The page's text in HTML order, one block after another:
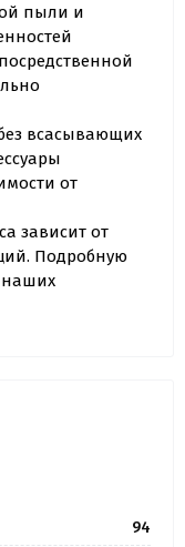
пыли и
всасывающих
от
зависит от
Подробную
наших
94